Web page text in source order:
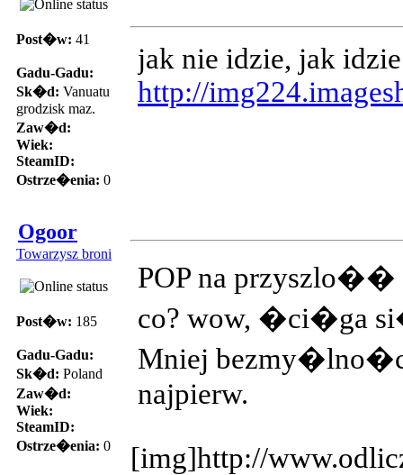
Post�w: 41
Gadu-Gadu:
Sk�d: Vanuatu
grodzisk maz.
Zaw�d:
Wiek:
SteamID:
Ostrze�enia: 0
jak nie idzie, jak idzie
http://
Ogoor
Towarzysz broni
Post�w: 185
Gadu-Gadu:
Sk�d: Poland
Zaw�d:
Wiek:
SteamID:
Ostrze�enia: 0
POP na przyszlo��
co? wow, �ci�ga
Mniej
najpierw.
[img]http://